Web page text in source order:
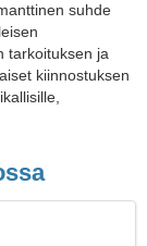
suhde
tarkoituksen ja
kiinnostuksen